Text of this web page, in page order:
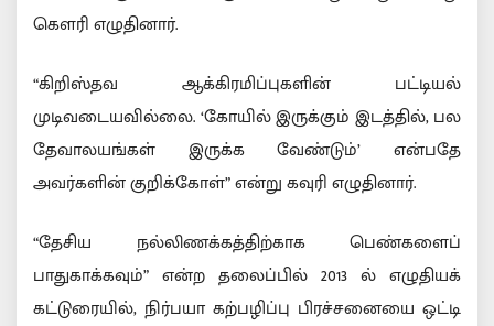
கௌரி எழுதினார்.
“கிறிஸ்தவ ஆக்கிரமிப்புகளின் பட்டியல்
முடிவடையவில்லை. ‘கோயில் இருக்கும் இடத்தில், பல
தேவாலயங்கள் இருக்க வேண்டும்’ என்பதே
அவர்களின் குறிக்கோள்” என்று கவுரி எழுதினார்.
“தேசிய நல்லிணக்கத்திற்காக பெண்களைப்
பாதுகாக்கவும்” என்ற தலைப்பில் 2013 ல் எழுதியக்
கட்டுரையில், நிர்பயா கற்பழிப்பு பிரச்சனையை ஒட்டி